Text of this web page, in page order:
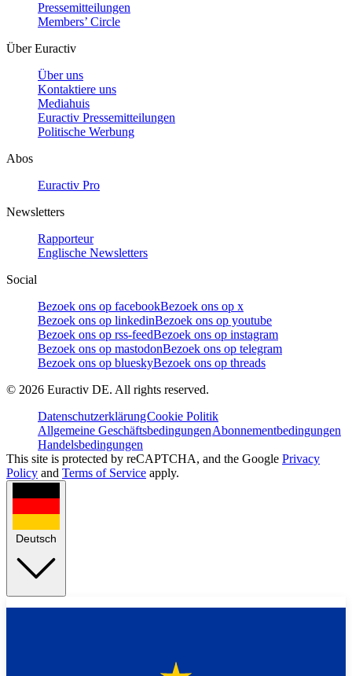
Pressemitteilungen
Members’ Circle
Über Euractiv
Über uns
Kontaktiere uns
Mediahuis
Euractiv Pressemitteilungen
Politische Werbung
Abos
Euractiv Pro
Newsletters
Rapporteur
Englische Newsletters
Social
Bezoek ons op facebookBezoek ons op x
Bezoek ons op linkedinBezoek ons op youtube
Bezoek ons op rss-feedBezoek ons op instagram
Bezoek ons op mastodonBezoek ons op telegram
Bezoek ons op blueskyBezoek ons op threads
© 2026 Euractiv DE. All rights reserved.
DatenschutzerklärungCookie Politik
Allgemeine GeschäftsbedingungenAbonnementbedingungen
Handelsbedingungen
This site is protected by reCAPTCHA, and the Google Privacy
Policy and Terms of Service apply.
Deutsch